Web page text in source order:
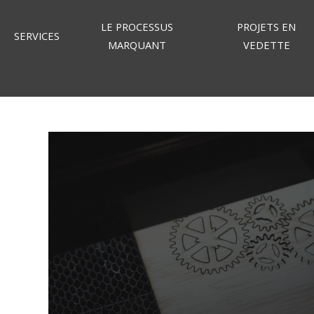
SERVICES
LE PROCESSUS
MARQUANT
PROJETS EN
VEDETTE